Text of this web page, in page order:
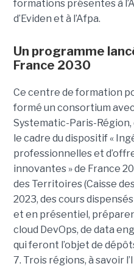
formations présentes à
d’Eviden et à l’Afpa.
Un programme
France 2030
Ce centre de formation
formé un consortium
Systematic-Paris-Région,
le cadre du dispositif «
professionnelles et
innovantes » de France
des Territoires (Caisse
2023, des cours
et en présentiel,
cloud DevOps, de data
qui feront l’objet de
7. Trois régions, à savoir